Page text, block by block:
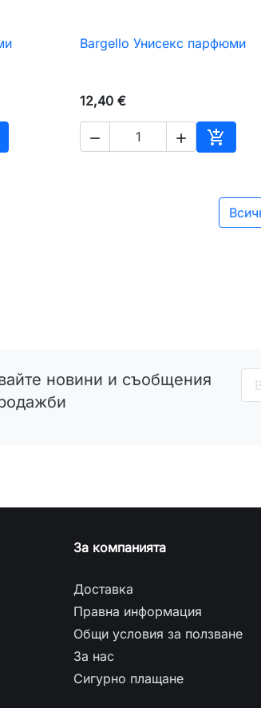
към количката
 Бърз преглед
Bargello Унисекс парфюми
12,40 €
  
новини и съобщения
За компанията
Доставка
Правна информация
Общи условия за ползване
За нас
Сигурно плащане